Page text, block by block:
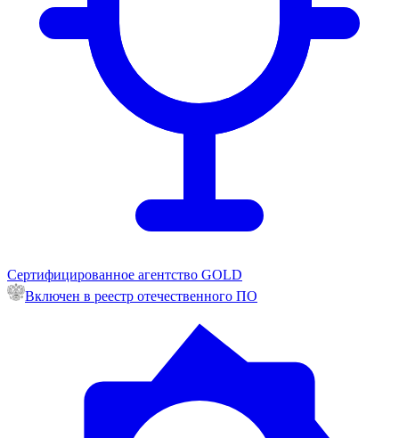
Сертифицированное агентство GOLD
Включен в реестр отечественного ПО